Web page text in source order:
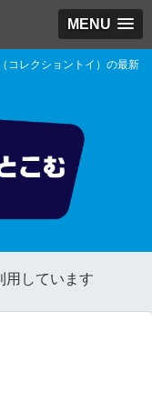
MENU
コレクショントイ）の最新
用しています